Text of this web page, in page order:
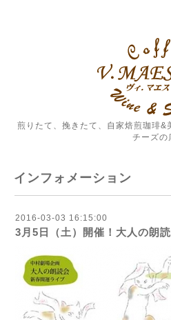
煎りたて、挽きたて、自家焙煎珈琲&
チーズの
インフォメーション
2016-03-03 16:15:00
3月5日（土）開催！大人の朗